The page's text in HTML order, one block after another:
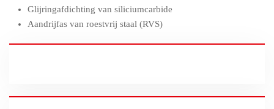
Glijringafdichting van siliciumcarbide
Aandrijfas van roestvrij staal (RVS)